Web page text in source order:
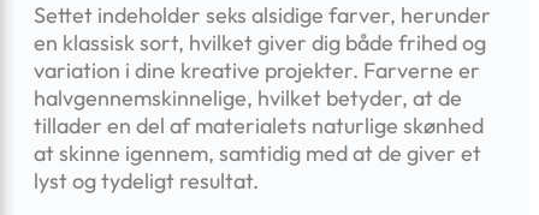
Settet indeholder seks alsidige farver, herunder
en klassisk sort, hvilket giver dig både frihed og
variation i dine kreative projekter. Farverne er
halvgennemskinnelige, hvilket betyder, at de
tillader en del af materialets naturlige skønhed
at skinne igennem, samtidig med at de giver et
lyst og tydeligt resultat.